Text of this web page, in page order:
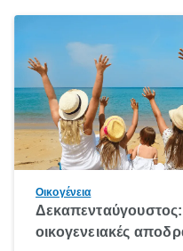
Οικογένεια
Δεκαπενταύγουστος:
οικογενειακές